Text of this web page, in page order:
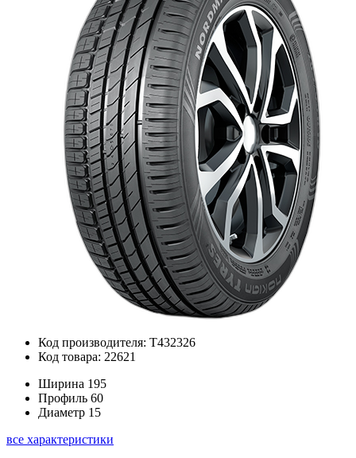
Код производителя: T432326
Код товара: 22621
Ширина 195
Профиль 60
Диаметр 15
все характеристики